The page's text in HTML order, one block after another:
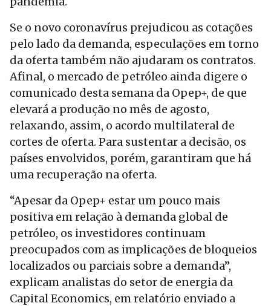
Se o novo coronavírus prejudicou as cotações
pelo lado da demanda, especulações em torno
da oferta também não ajudaram os contratos.
Afinal, o mercado de petróleo ainda digere o
comunicado desta semana da Opep+, de que
elevará a produção no mês de agosto,
relaxando, assim, o acordo multilateral de
cortes de oferta. Para sustentar a decisão, os
países envolvidos, porém, garantiram que há
uma recuperação na oferta.
“Apesar da Opep+ estar um pouco mais
positiva em relação à demanda global de
petróleo, os investidores continuam
preocupados com as implicações de bloqueios
localizados ou parciais sobre a demanda”,
explicam analistas do setor de energia da
Capital Economics, em relatório enviado a